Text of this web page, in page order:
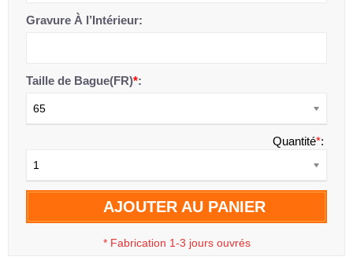
Gravure À l’Intérieur:
Taille de Bague(FR)*:
65
Quantité*:
1
AJOUTER AU PANIER
* Fabrication 1-3 jours ouvrés